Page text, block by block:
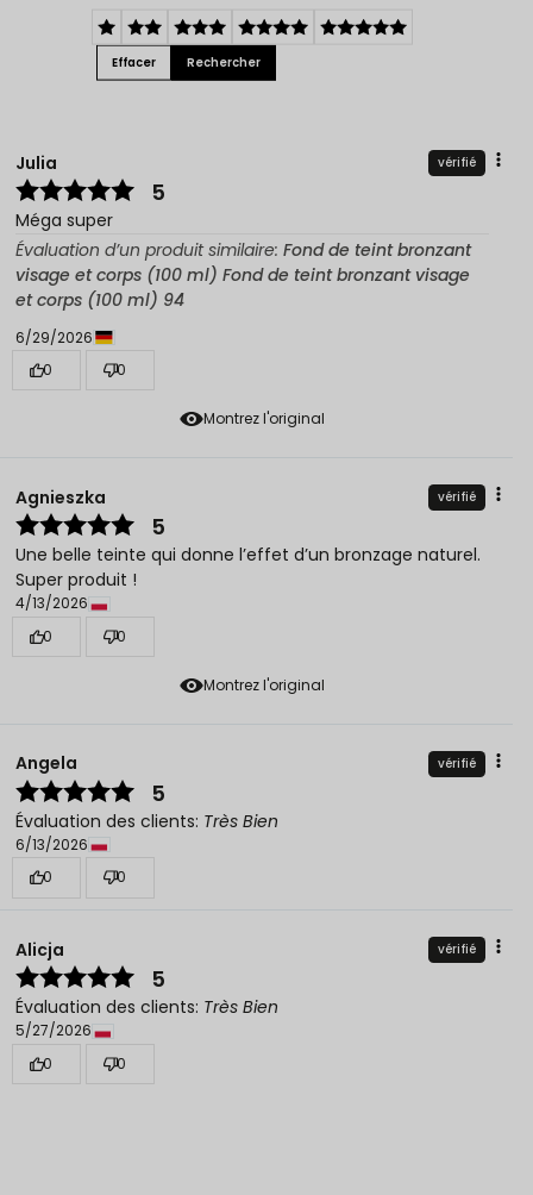
Effacer Rechercher
Montrez l'original
Julia vérifié
5
Méga super
Évaluation d’un produit similaire: Fond de teint bronzant
visage et corps (100 ml) Fond de teint bronzant visage
et corps (100 ml) 94
6/29/2026
0
0
Montrez l'original
Agnieszka vérifié
5
Une belle teinte qui donne l’effet d’un bronzage naturel.
Super produit !
4/13/2026
0
0
Angela vérifié
5
Évaluation des clients: Très Bien
6/13/2026
0
0
Alicja vérifié
5
Évaluation des clients: Très Bien
5/27/2026
0
0